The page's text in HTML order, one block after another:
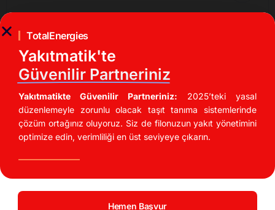
İndirimli Akaryakıt Fırsatları
UTTS Kullanarak Akaryakıt Maliyetinizi %20
Düşürün!
TotalEnergies
Yakıtmatik'te
Güvenilir Partneriniz
Yakıtmatikte Güvenilir Partneriniz: 2025’teki yasal
düzenlemeyle zorunlu olacak taşıt tanıma sistemlerinde
çözüm ortağınız oluyoruz. Siz de filonuzun yakıt yönetimini
optimize edin, verimliliği en üst seviyeye çıkarın.
Hemen Başvur